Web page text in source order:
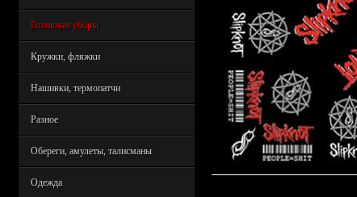
Головные уборы
Кружки, фляжки
Нашивки, термопатчи
Разное
Обереги, амулеты, талисманы
Одежда